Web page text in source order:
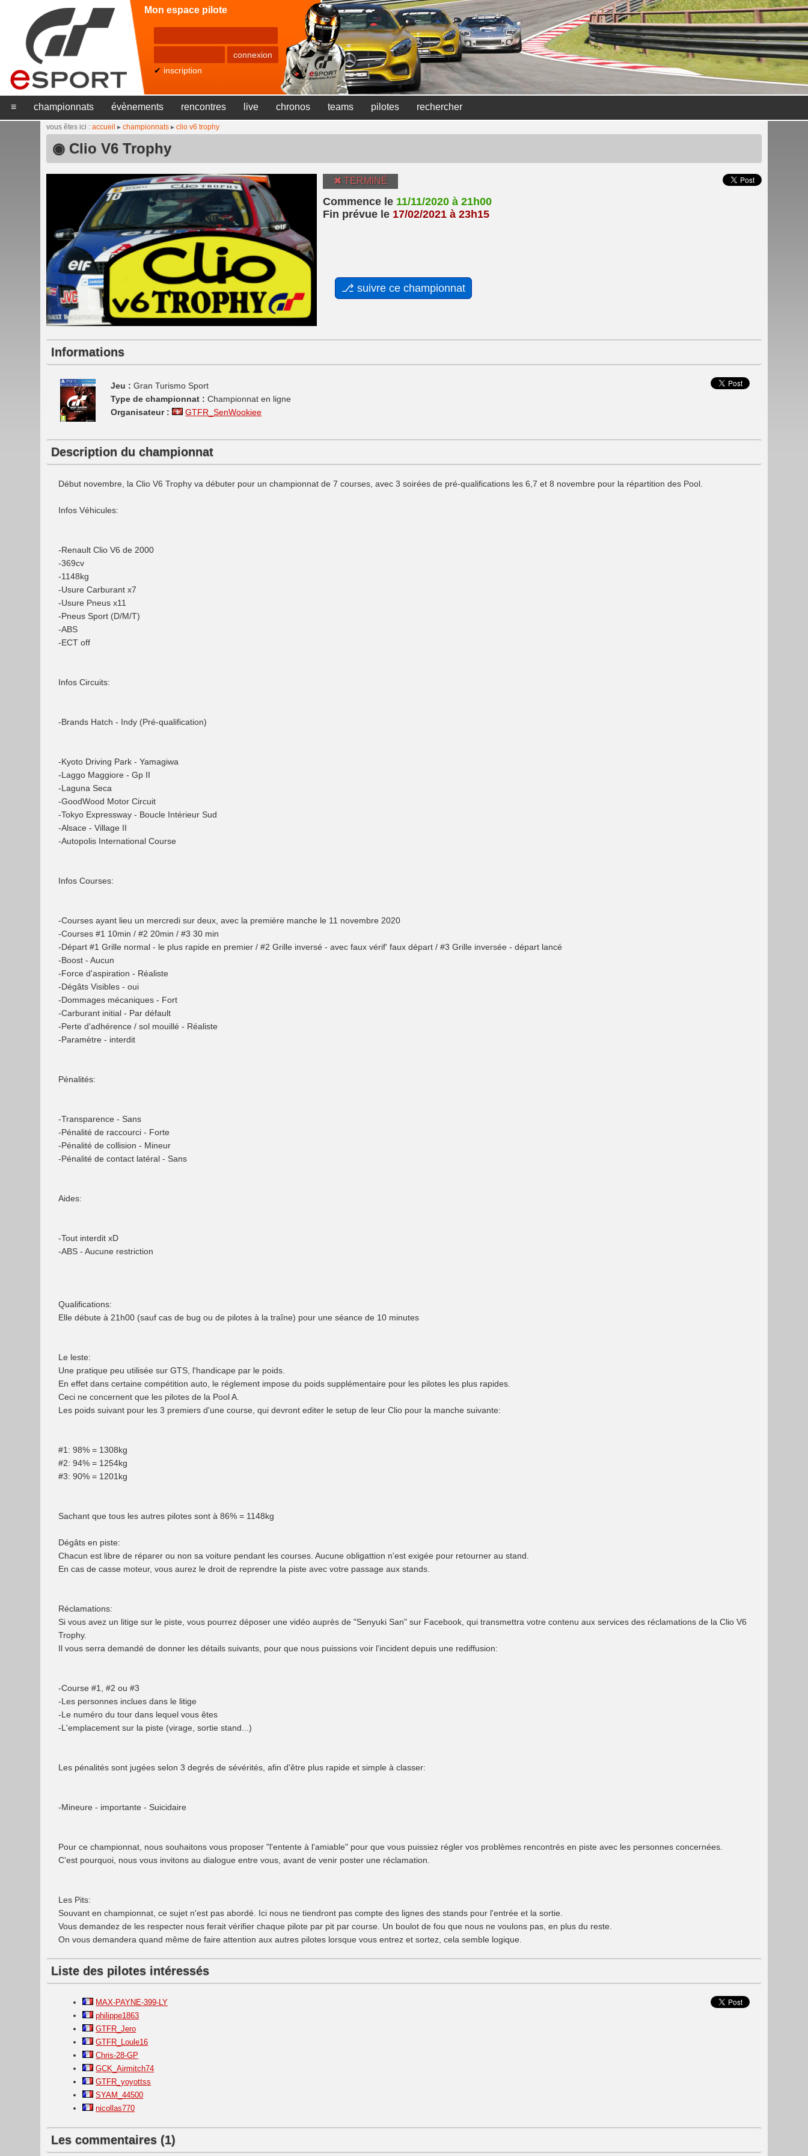
Mon espace pilote
✔ inscription
≡ championnats évènements rencontres live chronos teams pilotes rechercher
vous êtes ici :accueil ▸championnats ▸clio v6 trophy
◉ Clio V6 Trophy
✖ TERMINÉ
Commence le 11/11/2020 à 21h00
Fin prévue le 17/02/2021 à 23h15
Informations
Jeu : Gran Turismo Sport
Type de championnat : Championnat en ligne
Organisateur :
GTFR_SenWookiee
Description du championnat
Début novembre, la Clio V6 Trophy va débuter pour un championnat de 7 courses, avec 3 soirées de pré-qualifications les 6,7 et 8 novembre pour la répartition des Pool.
Infos Véhicules:
-Renault Clio V6 de 2000
-369cv
-1148kg
-Usure Carburant x7
-Usure Pneus x11
-Pneus Sport (D/M/T)
-ABS
-ECT off
Infos Circuits:
-Brands Hatch - Indy (Pré-qualification)
-Kyoto Driving Park - Yamagiwa
-Laggo Maggiore - Gp II
-Laguna Seca
-GoodWood Motor Circuit
-Tokyo Expressway - Boucle Intérieur Sud
-Alsace - Village II
-Autopolis International Course
Infos Courses:
-Courses ayant lieu un mercredi sur deux, avec la première manche le 11 novembre 2020
-Courses #1 10min / #2 20min / #3 30 min
-Départ #1 Grille normal - le plus rapide en premier / #2 Grille inversé - avec faux vérif' faux départ / #3 Grille inversée - départ lancé
-Boost - Aucun
-Force d'aspiration - Réaliste
-Dégâts Visibles - oui
-Dommages mécaniques - Fort
-Carburant initial - Par défault
-Perte d'adhérence / sol mouillé - Réaliste
-Paramètre - interdit
Pénalités:
-Transparence - Sans
-Pénalité de raccourci - Forte
-Pénalité de collision - Mineur
-Pénalité de contact latéral - Sans
Aides:
-Tout interdit xD
-ABS - Aucune restriction
Qualifications:
Elle débute à 21h00 (sauf cas de bug ou de pilotes à la traîne) pour une séance de 10 minutes
Le leste:
Une pratique peu utilisée sur GTS, l'handicape par le poids.
En effet dans certaine compétition auto, le réglement impose du poids supplémentaire pour les pilotes les plus rapides.
Ceci ne concernent que les pilotes de la Pool A.
Les poids suivant pour les 3 premiers d'une course, qui devront editer le setup de leur Clio pour la manche suivante:
#1: 98% = 1308kg
#2: 94% = 1254kg
#3: 90% = 1201kg
Sachant que tous les autres pilotes sont à 86% = 1148kg
Dégâts en piste:
Chacun est libre de réparer ou non sa voiture pendant les courses. Aucune obligattion n'est exigée pour retourner au stand.
En cas de casse moteur, vous aurez le droit de reprendre la piste avec votre passage aux stands.
Réclamations:
Si vous avez un litige sur le piste, vous pourrez déposer une vidéo auprès de "Senyuki San" sur Facebook, qui transmettra votre contenu aux services des réclamations de la Clio V6
Trophy.
Il vous serra demandé de donner les détails suivants, pour que nous puissions voir l'incident depuis une rediffusion:
-Course #1, #2 ou #3
-Les personnes inclues dans le litige
-Le numéro du tour dans lequel vous êtes
-L'emplacement sur la piste (virage, sortie stand...)
Les pénalités sont jugées selon 3 degrés de sévérités, afin d'être plus rapide et simple à classer:
-Mineure - importante - Suicidaire
Pour ce championnat, nous souhaitons vous proposer "l'entente à l'amiable" pour que vous puissiez régler vos problèmes rencontrés en piste avec les personnes concernées.
C'est pourquoi, nous vous invitons au dialogue entre vous, avant de venir poster une réclamation.
Les Pits:
Souvant en championnat, ce sujet n'est pas abordé. Ici nous ne tiendront pas compte des lignes des stands pour l'entrée et la sortie.
Vous demandez de les respecter nous ferait vérifier chaque pilote par pit par course. Un boulot de fou que nous ne voulons pas, en plus du reste.
On vous demandera quand même de faire attention aux autres pilotes lorsque vous entrez et sortez, cela semble logique.
Liste des pilotes intéressés
MAX-PAYNE-399-LY
philippe1863
GTFR_Jero
GTFR_Loule16
Chris-28-GP
GCK_Airmitch74
GTFR_yoyottss
SYAM_44500
nicollas770
Les commentaires (1)